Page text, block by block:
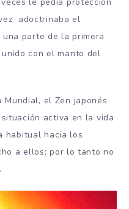
adoctrinaba el
parte de la primera
con el manto del
Mundial, el Zen japonés
activa en la vida
habitual hacia los
a ellos; por lo tanto no